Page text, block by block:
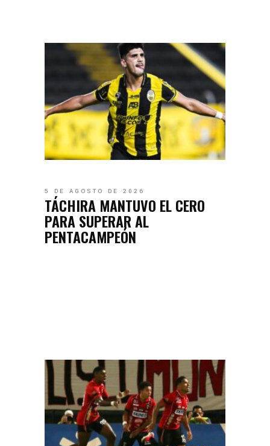
5 DE AGOSTO DE 2026
TÁCHIRA MANTUVO EL CERO
PARA SUPERAR AL
PENTACAMPEÓN